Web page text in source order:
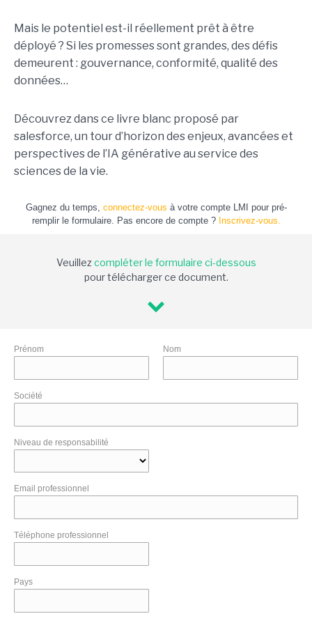
Mais le potentiel est-il réellement prêt à être
déployé ? Si les promesses sont grandes, des défis
demeurent : gouvernance, conformité, qualité des
données…
Découvrez dans ce livre blanc proposé par
salesforce, un tour d’horizon des enjeux, avancées et
perspectives de l’IA générative au service des
sciences de la vie.
Gagnez du temps, connectez-vous à votre compte LMI pour pré-
remplir le formulaire. Pas encore de compte ? Inscrivez-vous.
Veuillezcompléter le formulaire ci-dessous
pour télécharger ce document.
Prénom Nom
Société
Niveau de responsabilité
Email professionnel
Téléphone professionnel
Pays